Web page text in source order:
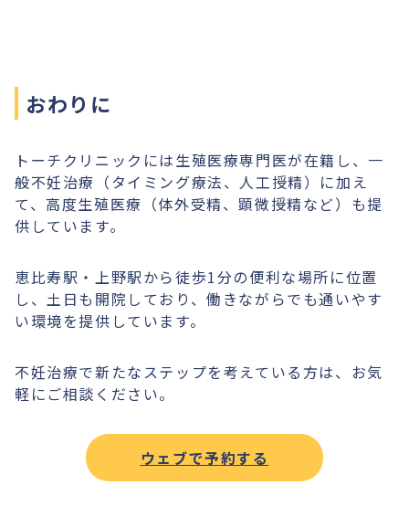
おわりに
トーチクリニックには生殖医療専門医が在籍し、一
般不妊治療（タイミング療法、人工授精）に加え
て、高度生殖医療（体外受精、顕微授精など）も提
供しています。
恵比寿駅・上野駅から徒歩1分の便利な場所に位置
し、土日も開院しており、働きながらでも通いやす
い環境を提供しています。
不妊治療で新たなステップを考えている方は、お気
軽にご相談ください。
ウェブで予約する